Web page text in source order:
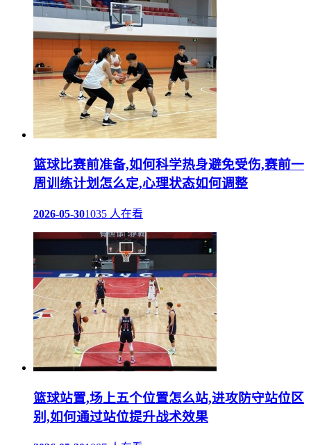
篮球比赛前准备,如何科学热身避免受伤,赛前一
周训练计划怎么定,心理状态如何调整
2026-05-301035 人在看
篮球站置,场上五个位置怎么站,进攻防守站位区
别,如何通过站位提升战术效果